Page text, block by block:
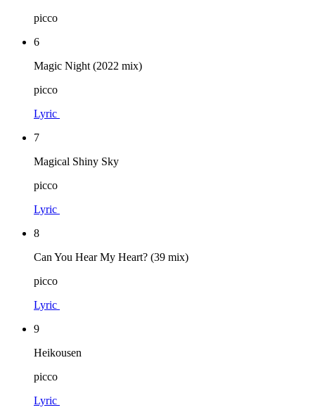
picco
6
Magic Night (2022 mix)
picco
Lyric
7
Magical Shiny Sky
picco
Lyric
8
Can You Hear My Heart? (39 mix)
picco
Lyric
9
Heikousen
picco
Lyric